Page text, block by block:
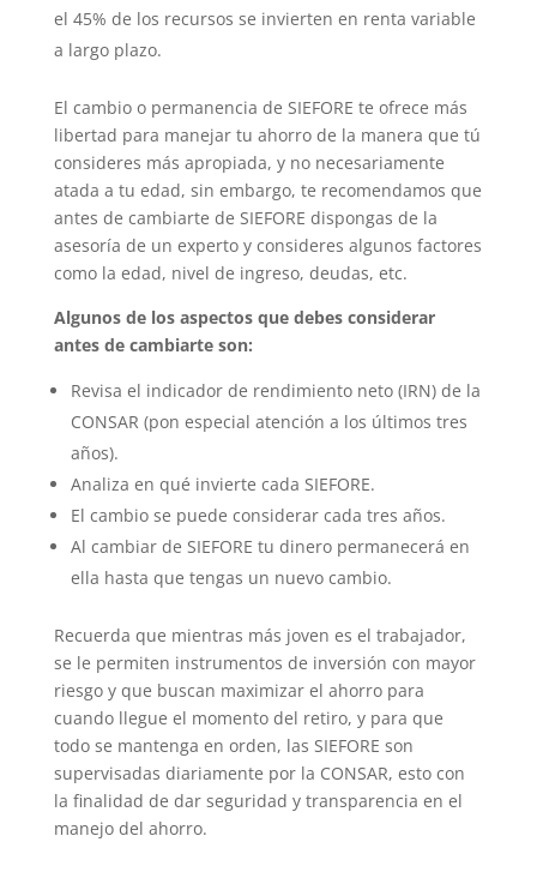
el 45% de los recursos se invierten en renta variable
a largo plazo.
El cambio o permanencia de SIEFORE te ofrece más
libertad para manejar tu ahorro de la manera que tú
consideres más apropiada, y no necesariamente
atada a tu edad, sin embargo, te recomendamos que
antes de cambiarte de SIEFORE dispongas de la
asesoría de un experto y consideres algunos factores
como la edad, nivel de ingreso, deudas, etc.
Algunos de los aspectos que debes considerar
antes de cambiarte son:
Revisa el indicador de rendimiento neto (IRN) de la
CONSAR (pon especial atención a los últimos tres
años).
Analiza en qué invierte cada SIEFORE.
El cambio se puede considerar cada tres años.
Al cambiar de SIEFORE tu dinero permanecerá en
ella hasta que tengas un nuevo cambio.
Recuerda que mientras más joven es el trabajador,
se le permiten instrumentos de inversión con mayor
riesgo y que buscan maximizar el ahorro para
cuando llegue el momento del retiro, y para que
todo se mantenga en orden, las SIEFORE son
supervisadas diariamente por la CONSAR, esto con
la finalidad de dar seguridad y transparencia en el
manejo del ahorro.